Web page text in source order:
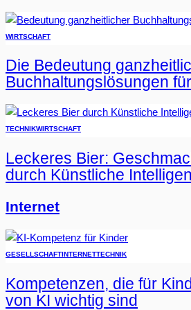
WIRTSCHAFT
Die Bedeutung
Buchhaltungslösungen
TECHNIKWIRTSCHAFT
Leckeres Bier:
durch Künstliche
Internet
GESELLSCHAFTINTERNETTECHNIK
Kompetenzen, die für
von KI wichtig sind